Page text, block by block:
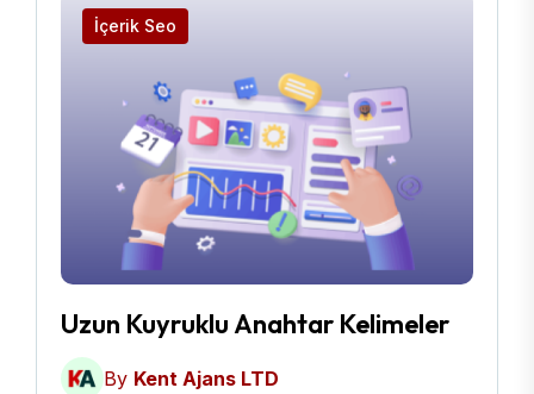
İçerik Seo
Uzun Kuyruklu Anahtar Kelimeler
By Kent Ajans LTD